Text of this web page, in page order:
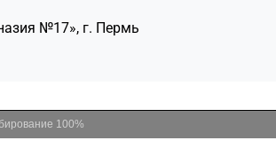
№17», г. Пермь
100%